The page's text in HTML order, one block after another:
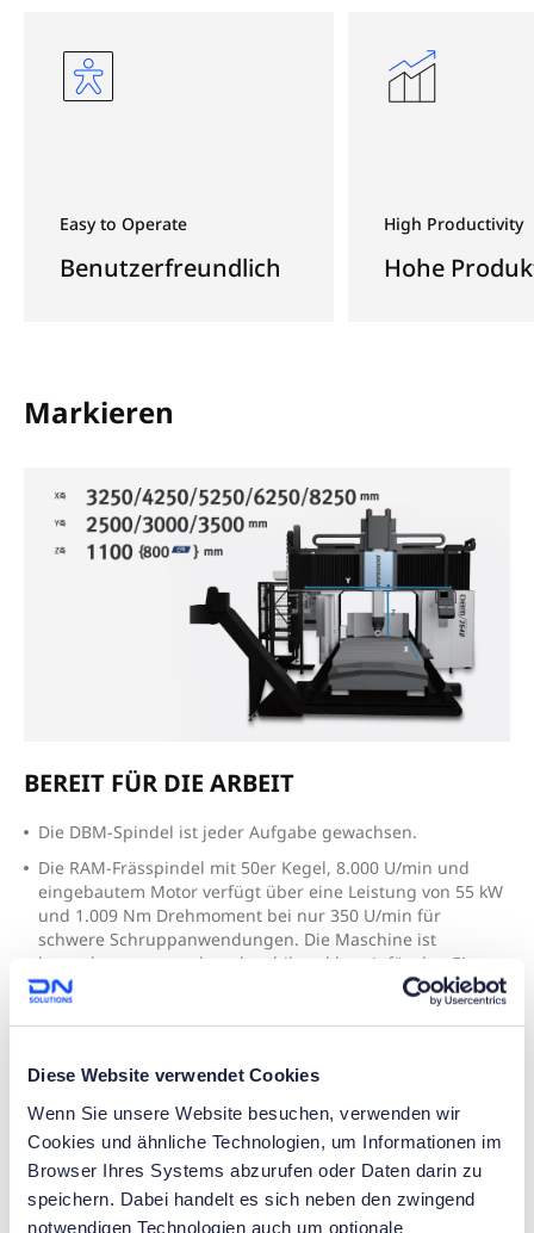
Diese Website verwendet Cookies
Wenn Sie unsere Website besuchen, verwenden wir
Cookies und ähnliche Technologien, um Informationen im
Browser Ihres Systems abzurufen oder Daten darin zu
speichern. Dabei handelt es sich neben den zwingend
notwendigen Technologien auch um optionale
Easy to Operate
Benutzerfreundlich
High Productivity
Hohe
Markieren
BEREIT FÜR DIE ARBEIT
Die DBM-Spindel ist jeder Aufgabe gewachsen.
Die RAM-Frässpindel mit 50er Kegel, 8.000 U/min und
eingebautem Motor verfügt über eine Leistung von 55 kW
und 1.009 Nm Drehmoment bei nur 350 U/min für
schwere Schruppanwendungen. Die Maschine ist
bemerkenswert stark und stabil und bereit für den Einsatz
in Ihrer Fertigung.